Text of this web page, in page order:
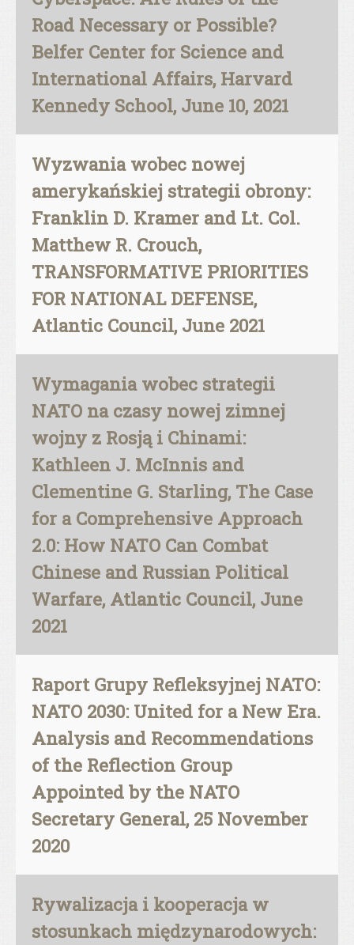
Road Necessary or Possible?
Belfer Center for Science and
International Affairs, Harvard
Kennedy School, June 10, 2021
Wyzwania wobec nowej
amerykańskiej strategii obrony:
Franklin D. Kramer and Lt. Col.
Matthew R. Crouch,
TRANSFORMATIVE PRIORITIES
FOR NATIONAL DEFENSE,
Atlantic Council, June 2021
Wymagania wobec strategii
NATO na czasy nowej zimnej
wojny z Rosją i Chinami:
Kathleen J. McInnis and
Clementine G. Starling, The Case
for a Comprehensive Approach
2.0: How NATO Can Combat
Chinese and Russian Political
Warfare, Atlantic Council, June
2021
Raport Grupy Refleksyjnej NATO:
NATO 2030: United for a New Era.
Analysis and Recommendations
of the Reflection Group
Appointed by the NATO
Secretary General, 25 November
2020
Rywalizacja i kooperacja w
stosunkach międzynarodowych: